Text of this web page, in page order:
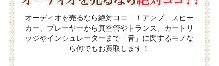
オーディオを売るなら絶対ココ！！アンプ、スピー
カー、プレーヤーから真空管やトランス、カートリ
ッジやインシュレーターまで「音」に関するモノな
ら何でもお買取します！